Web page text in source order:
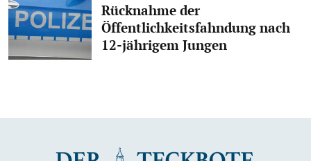
Rücknahme der
Öffentlichkeitsfahndung nach
12-jährigem Jungen